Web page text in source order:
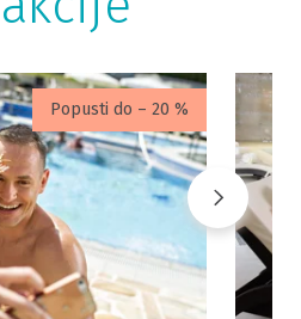
Popusti do – 20 %